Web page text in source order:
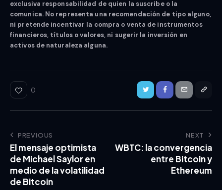
exclusiva responsabilidad de quien la suscribe o la
comunica. No representa una recomendación de tipo alguno,
ni pretende incentivar la compra o venta de instrumentos
financieros, títulos o valores, ni sugerir la inversión en
activos de naturaleza alguna.
0
PREVIOUS
El mensaje optimista
de Michael Saylor en
medio de la volatilidad
de Bitcoin
NEXT
WBTC: la convergencia
entre Bitcoin y
Ethereum